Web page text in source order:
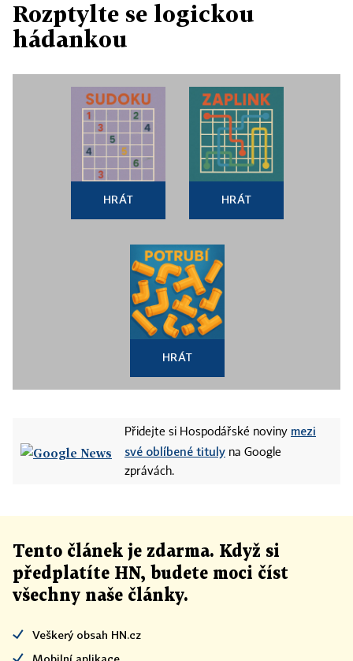
Rozptylte se logickou
hádankou
HRÁT HRÁT
HRÁT
Přidejte si Hospodářské noviny mezi
své oblíbené tituly na Google
zprávách.
Tento článek je zdarma. Když si
předplatíte HN, budete moci číst
všechny naše články.
Veškerý obsah HN.cz
Mobilní aplikace